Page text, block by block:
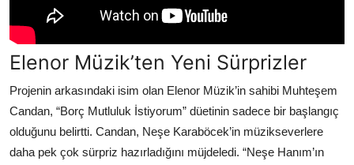
Elenor Müzik’ten Yeni Sürprizler
Projenin arkasındaki isim olan Elenor Müzik’in sahibi Muhteşem
Candan, “Borç Mutluluk İstiyorum” düetinin sadece bir başlangıç
olduğunu belirtti. Candan, Neşe Karaböcek’in müzikseverlere
daha pek çok sürpriz hazırladığını müjdeledi. “Neşe Hanım’ın